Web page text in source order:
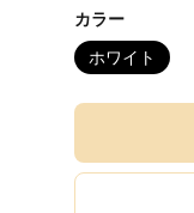
カラー
ホワイト